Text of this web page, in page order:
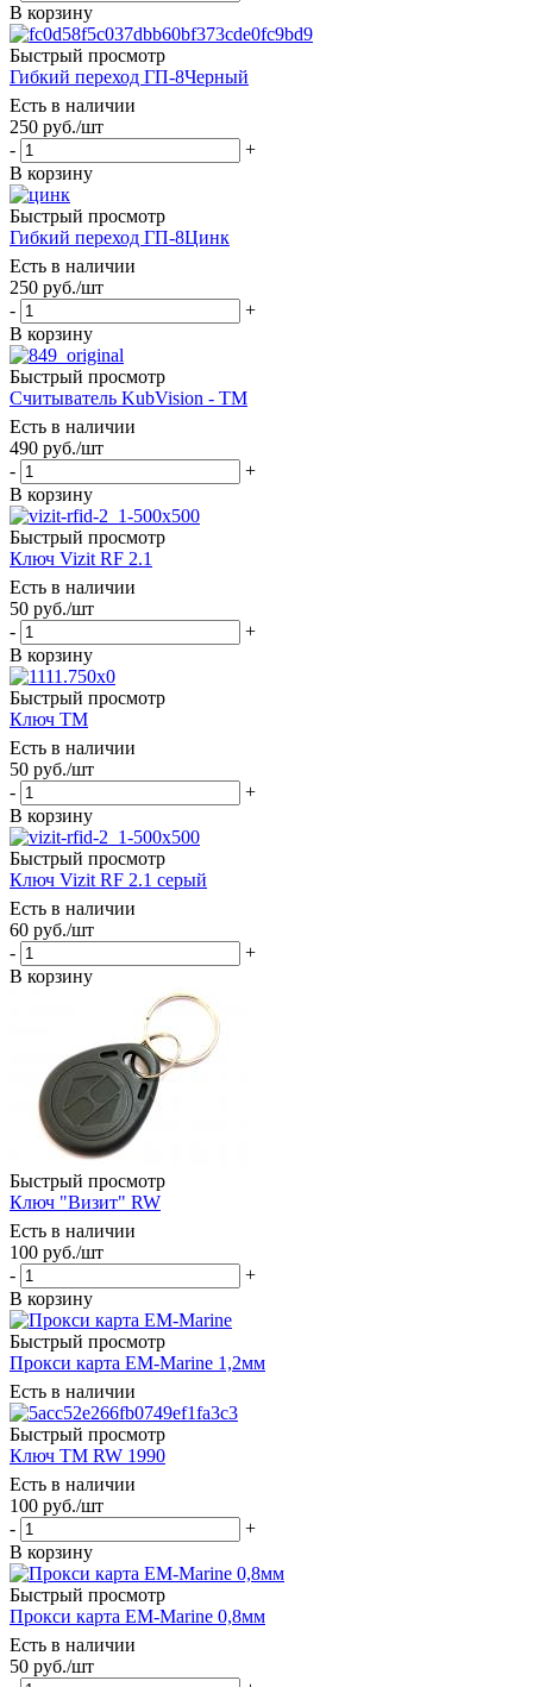
В корзину
Быстрый просмотр
Гибкий переход ГП-8Черный
Есть в наличии
250 руб./шт
-
+
В корзину
Быстрый просмотр
Гибкий переход ГП-8Цинк
Есть в наличии
250 руб./шт
-
+
В корзину
Быстрый просмотр
Считыватель KubVision - ТМ
Есть в наличии
490 руб./шт
-
+
В корзину
Быстрый просмотр
Ключ Vizit RF 2.1
Есть в наличии
50 руб./шт
-
+
В корзину
Быстрый просмотр
Ключ ТМ
Есть в наличии
50 руб./шт
-
+
В корзину
Быстрый просмотр
Ключ Vizit RF 2.1 серый
Есть в наличии
60 руб./шт
-
+
В корзину
Быстрый просмотр
Ключ "Визит" RW
Есть в наличии
100 руб./шт
-
+
В корзину
Быстрый просмотр
Прокси карта EM-Marine 1,2мм
Есть в наличии
Быстрый просмотр
Ключ ТМ RW 1990
Есть в наличии
100 руб./шт
-
+
В корзину
Быстрый просмотр
Прокси карта EM-Marine 0,8мм
Есть в наличии
50 руб./шт